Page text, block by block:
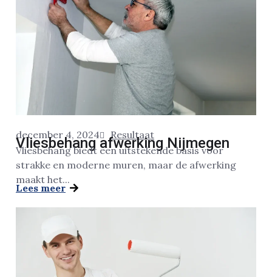
december 4, 2024 Resultaat
Vliesbehang afwerking Nijmegen
Vliesbehang biedt een uitstekende basis voor
strakke en moderne muren, maar de afwerking
maakt het...
Lees meer